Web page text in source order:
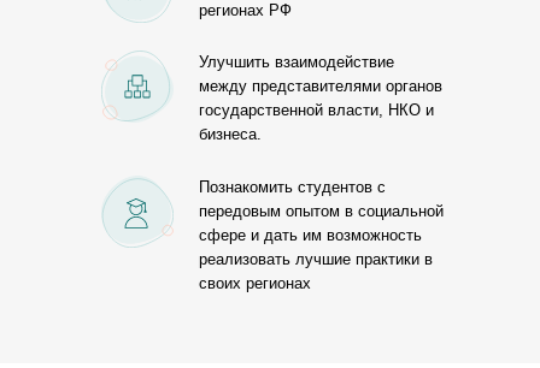
регионах РФ
Улучшить взаимодействие
между представителями органов
государственной власти, НКО и
бизнеса.
Познакомить студентов с
передовым опытом в социальной
сфере и дать им возможность
реализовать лучшие практики в
своих регионах